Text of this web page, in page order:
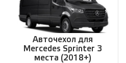
Авточехол для
Mercedes Sprinter 3
места (2018+)